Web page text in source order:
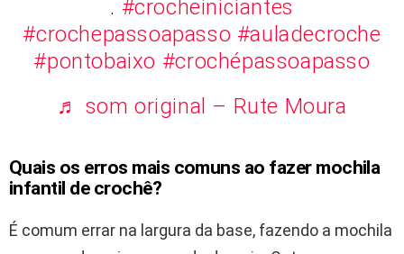
. #crocheiniciantes
#crochepassoapasso #auladecroche
#pontobaixo #crochépassoapasso
♬ som original – Rute Moura
Quais os erros mais comuns ao fazer mochila
infantil de crochê?
É comum errar na largura da base, fazendo a mochila